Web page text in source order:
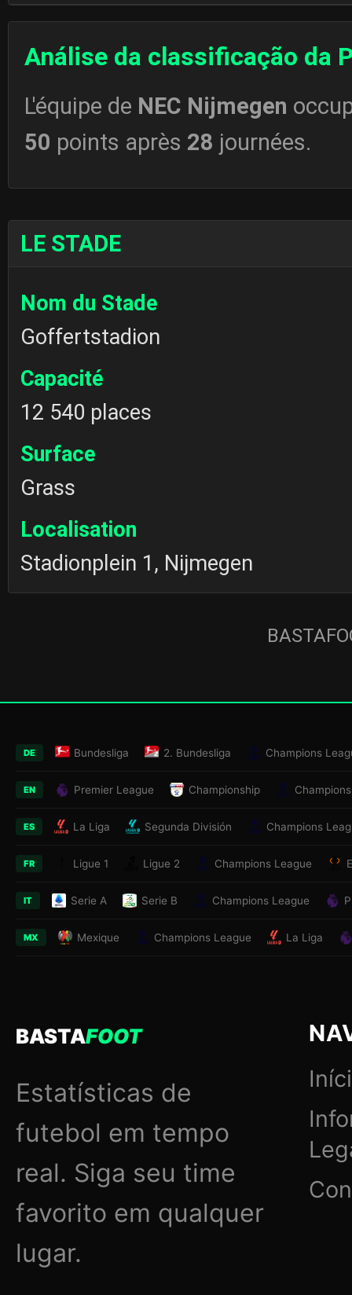
Análise da classificação da
L'équipe de NEC Nijmegen
50 points après 28 journées.
LE STADE
Nom du Stade
Goffertstadion
Capacité
12 540 places
Surface
Grass
Localisation
Stadionplein 1, Nijmegen
DE Bundesliga 2. Bundesliga Champions
EN Premier League Championship
ES La Liga Segunda División Champions
FR Ligue 1 Ligue 2 Champions League
IT Serie A Serie B Champions League
MX Mexique Champions League La Liga
BASTAFOOT
Estatísticas de
futebol em tempo
real. Siga seu time
favorito em qualquer
lugar.